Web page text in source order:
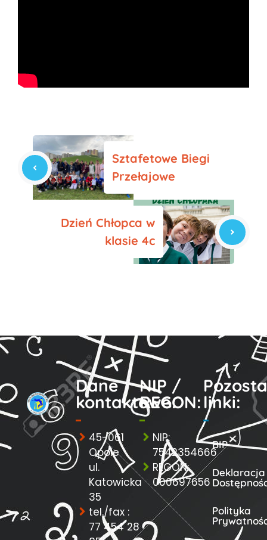
Sztafetowe Biegi
Przełajowe
Dzień Chłopca w
klasie 4c
Dane
kontaktowe:
45-061
Opole
ul.
Katowicka
35
tel./fax :
77 454 28
NIP /
REGON:
NIP:
7542354666
REGON:
000697656
linki:
BIP
Deklaracja
Polityka